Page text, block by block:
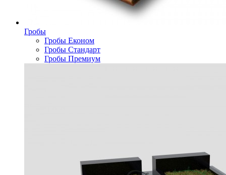
Гробы
Гробы Економ
Гробы Стандарт
Гробы Премиум